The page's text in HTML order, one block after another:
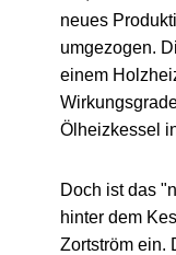
neues
umgezogen.
einem
Ölheizkessel
Doch ist das
hinter dem
Zortström ein.